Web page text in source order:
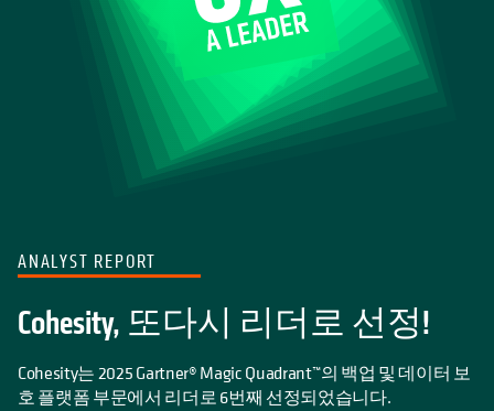
ANALYST REPORT
Cohesity, 또다시 리더로 선정!
Cohesity는 2025 Gartner® Magic Quadrant™의 백업 및 데이터 보
호 플랫폼 부문에서 리더로 6번째 선정되었습니다.